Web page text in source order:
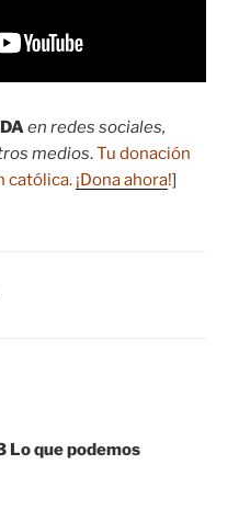
en redes sociales,
medios.Tu donación
católica. ¡Dona ahora!]
que podemos